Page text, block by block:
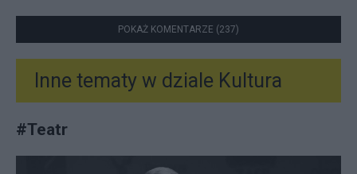
POKAŻ KOMENTARZE (237)
Inne tematy w dziale Kultura
#Teatr